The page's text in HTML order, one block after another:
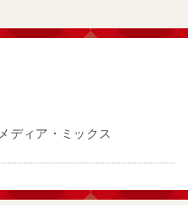
メディア・ミックス